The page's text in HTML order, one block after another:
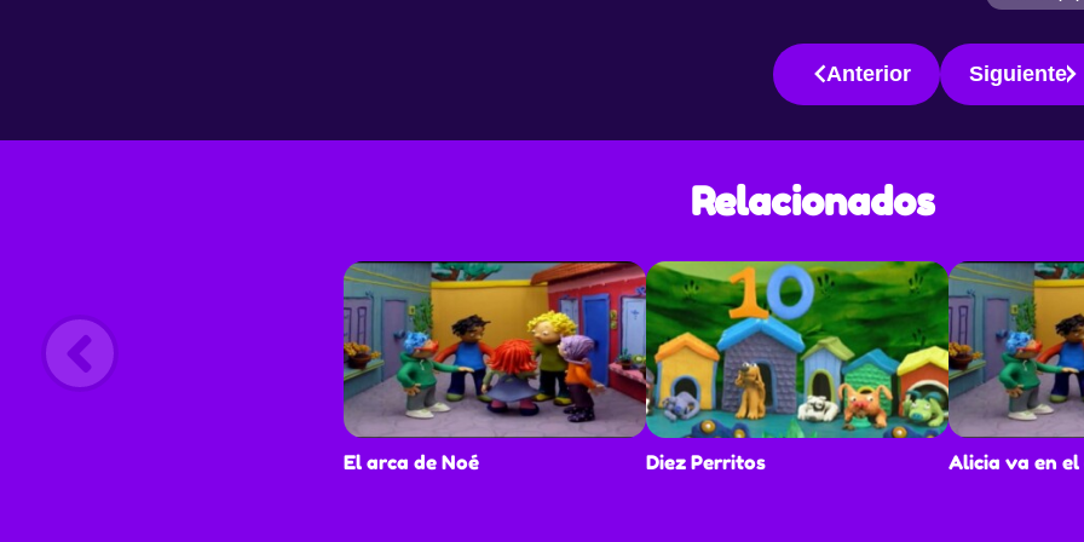
programa nacional Enet ene tú es una serie de
nuevos ritmos dándoles musicalmente un nuevo estilo.
En esta oportunidad , los ni ños podrán ver
representada la conocida canción Diez Perritos, lo
que permitirá familiarizarlos con los primeros
números de manera entretenida y didáctica
Anterior Siguiente
Relacionados
El arca de Noé Diez Perritos Alicia va en el